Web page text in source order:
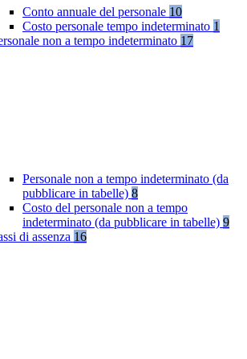
Conto annuale del personale 10
Costo personale tempo indeterminato 1
non a tempo indeterminato 17
Personale non a tempo indeterminato (da
pubblicare in tabelle) 8
Costo del personale non a tempo
indeterminato (da pubblicare in tabelle) 9
di assenza 16